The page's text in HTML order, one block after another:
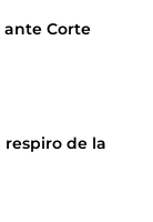
ante Corte
de la